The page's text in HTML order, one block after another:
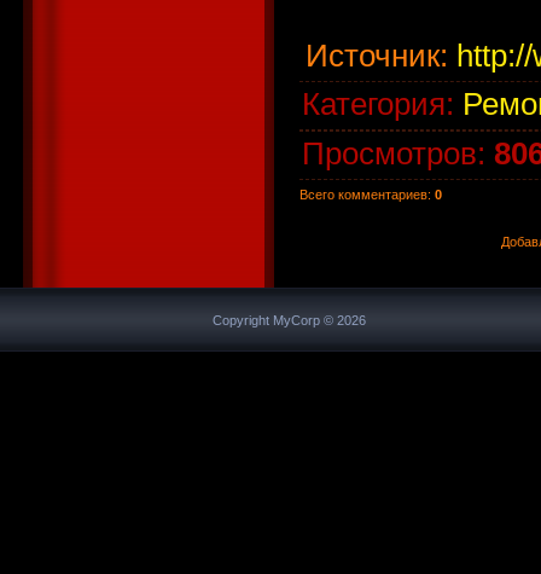
Источник:
Категория:
Просмотров:
Всего комментариев: 0
Copyright MyCorp © 2026